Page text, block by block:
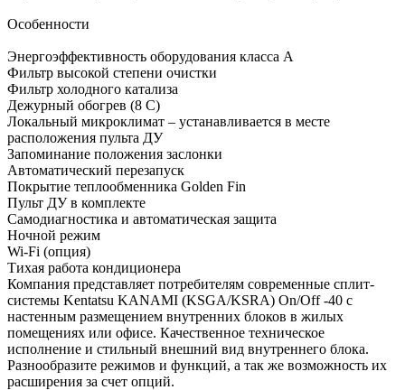
Особенности
Энергоэффективность оборудования класса А
Фильтр высокой степени очистки
Фильтр холодного катализа
Дежурный обогрев (8 С)
Локальный микроклимат – устанавливается в месте
расположения пульта ДУ
Запоминание положения заслонки
Автоматический перезапуск
Покрытие теплообменника Golden Fin
Пульт ДУ в комплекте
Самодиагностика и автоматическая защита
Ночной режим
Wi-Fi (опция)
Тихая работа кондиционера
Компания представляет потребителям современные сплит-
системы Kentatsu KANAMI (KSGA/KSRA) On/Off -40 с
настенным размещением внутренних блоков в жилых
помещениях или офисе. Качественное техническое
исполнение и стильный внешний вид внутреннего блока.
Разнообразите режимов и функций, а так же возможность их
расширения за счет опций.